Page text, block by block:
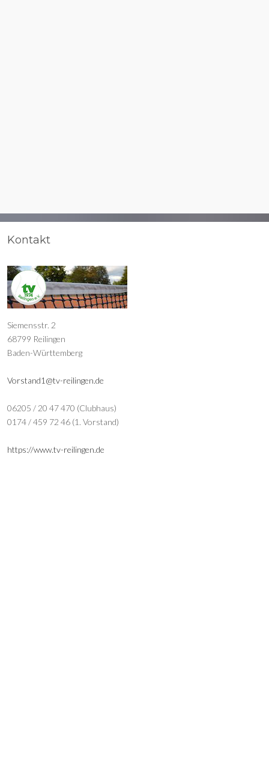
Kontakt
Siemensstr. 2
68799 Reilingen
Baden-Württemberg
Vorstand1@tv-reilingen.de
06205 / 20 47 470 (Clubhaus)
0174 / 459 72 46 (1. Vorstand)
https://www.tv-reilingen.de